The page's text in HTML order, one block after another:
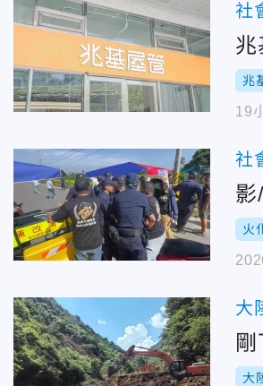
社
兆
兆
19
社
火
大
大